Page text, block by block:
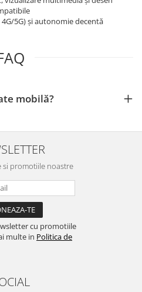
5G) și autonomie decentă
mobilă?
si promotiile noastre
cu promotiile
multe in Politica de